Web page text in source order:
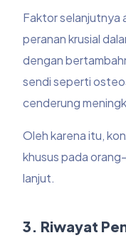
Faktor selanjutnya
peranan krusial
dengan
sendi seperti
cenderung
Oleh karena itu,
khusus pada
lanjut.
3. Riwayat